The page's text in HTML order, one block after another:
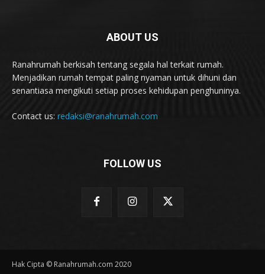
ABOUT US
Ranahrumah berkisah tentang segala hal terkait rumah.
Menjadikan rumah tempat paling nyaman untuk dihuni dan
senantiasa mengikuti setiap proses kehidupan penghuninya.
Contact us: redaksi@ranahrumah.com
FOLLOW US
Hak Cipta © Ranahrumah.com 2020